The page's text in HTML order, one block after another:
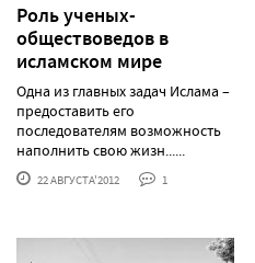
Роль ученых-
обществоведов в
исламском мире
Одна из главных задач Ислама –
предоставить его
последователям возможность
наполнить свою жизн......
22 АВГУСТА'2012 1